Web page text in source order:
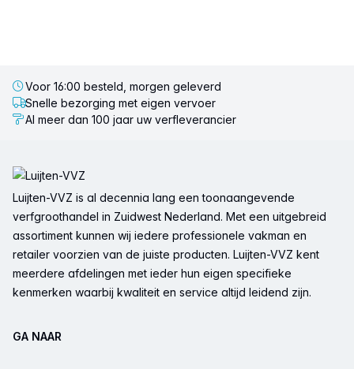
Voor 16:00 besteld, morgen geleverd
Snelle bezorging met eigen vervoer
Al meer dan 100 jaar uw verfleverancier
Luijten-VVZ is al decennia lang een toonaangevende
verfgroothandel in Zuidwest Nederland. Met een uitgebreid
assortiment kunnen wij iedere professionele vakman en
retailer voorzien van de juiste producten. Luijten-VVZ kent
meerdere afdelingen met ieder hun eigen specifieke
kenmerken waarbij kwaliteit en service altijd leidend zijn.
GA NAAR